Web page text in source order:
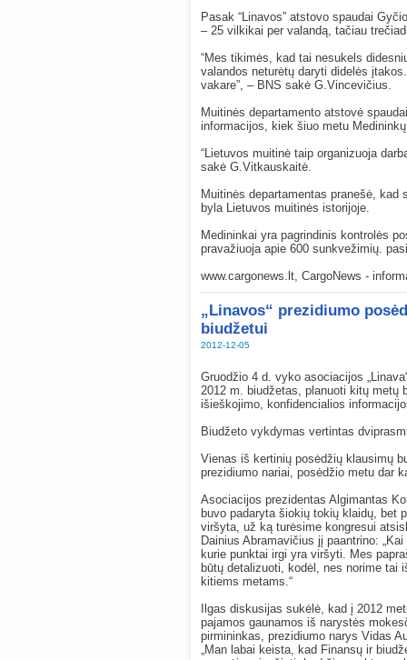
Pasak “Linavos” atstovo spaudai
– 25 vilkikai per valandą, tačiau
“Mes tikimės, kad tai nesukels
valandos neturėtų daryti didelės
vakare”, – BNS sakė G.Vincevičius.
Muitinės departamento atstovė
informacijos, kiek šiuo metu
“Lietuvos muitinė taip organizuoja
sakė G.Vitkauskaitė.
Muitinės departamentas pranešė,
byla Lietuvos muitinės istorijoje.
Medininkai yra pagrindinis kontrolės
pravažiuoja apie 600 sunkvežimių.
www.cargonews.lt, CargoNews -
„Linavos“ prezidiumo
biudžetui
2012-12-05
Gruodžio 4 d. vyko asociacijos
2012 m. biudžetas, planuoti kitų metų
išieškojimo, konfidencialios
Biudžeto vykdymas vertintas
Vienas iš kertinių posėdžių klausimų
prezidiumo nariai, posėdžio metu dar
Asociacijos prezidentas Algimantas
buvo padaryta šiokių tokių klaidų, bet
viršyta, už ką turėsime kongresui
Dainius Abramavičius jį paantrino:
kurie punktai irgi yra viršyti. Mes
būtų detalizuoti, kodėl, nes norime tai
kitiems metams.“
Ilgas diskusijas sukėlė, kad į 2012
pajamos gaunamos iš narystės
pirmininkas, prezidiumo narys Vidas
„Man labai keista, kad Finansų ir